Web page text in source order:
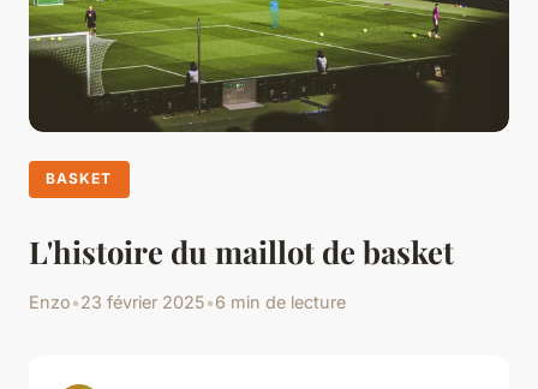
BASKET
L'histoire du maillot de basket
Enzo•23 février 2025•6 min de lecture